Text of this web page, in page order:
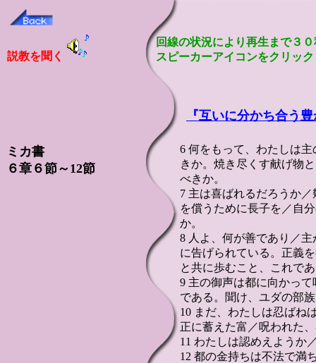
ミカ書
６章６節～12節
6 何をもって、わたしは
きか。焼き尽くす献げ物
べきか。
7 主は喜ばれるだろうか
を償うために長子を／自
か。
8 人よ、何が善であり／
に告げられている。正義
と共に歩むこと、これで
9 主の御声は都に向かっ
である。聞け、ユダの部
10 まだ、わたしは忍ばね
正に蓄えた富／呪われた
11 わたしは認めえようか
12 都の金持ちは不法で満
説教を聞く
『互いに分かち合う
回線の状況により再生まで３
スピーカーアイコンをクリッ